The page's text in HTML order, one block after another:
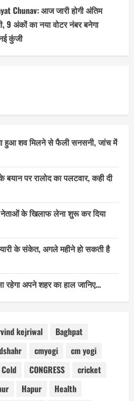
Chunav: आज जारी होगी अंतिम
9 अंकों का नया वोटर नंबर बनेगा
कुंजी
हुआ शव मिलने से फैली सनसनी, जांच में
बयान पर रालोद का पलटवार, कही दी
नेताओं के खिलाफ लेना शुरू कर दिया
के संकेत, अगले महीने हो सकती है
अपने शहर का हाल जानिए…
kejriwal
Baghpat
cmyogi
cm yogi
Cold CONGRESS
cricket
Hapur
Health